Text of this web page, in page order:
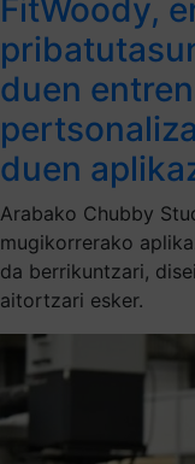
FitWoody,
duen
duen
Arabako Chubby
mugikorrerako
da berrikuntzari,
aitortzari esker.